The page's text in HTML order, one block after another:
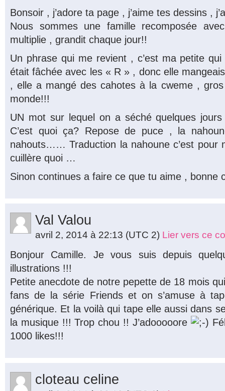
Bonsoir , j’adore ta page , j’aime tes dessins ,
Nous sommes une famille recomposée
multiplie , grandit chaque jour!!
Un phrase qui me revient , c’est ma petite
était fâchée avec les « R » , donc elle
, elle a mangé des cahotes à la cweme ,
monde!!!
UN mot sur lequel on a séché quelques
C’est quoi ça? Repose de puce , la
nahouts…… Traduction la nahoune c’est pour
cuillère quoi …
Sinon continues a faire ce que tu aime , bonne
Val Valou
avril 2, 2014 à 22:13 (UTC 2) Lier vers ce
Bonjour Camille. Je vous suis depuis
illustrations !!!
Petite anecdote de notre pepette de 18 mois
fans de la série Friends et on s’amuse à
générique. Et la voilà qui tape elle aussi dans
la musique !!! Trop chou !! J’adooooore
1000 likes!!!
cloteau celine